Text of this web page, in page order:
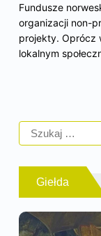
Fundusze
organizacji non-
projekty. Oprócz
lokalnym
Giełda